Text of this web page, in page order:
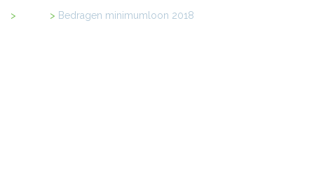
> Bedragen minimumloon 2018